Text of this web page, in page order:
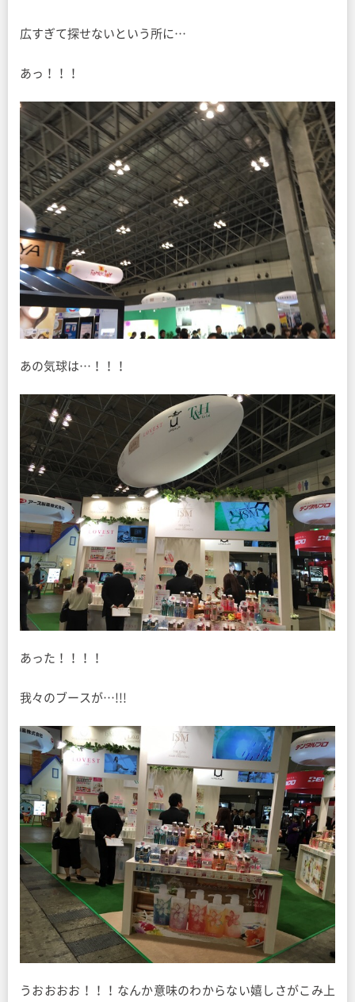
広すぎて探せないという所に…
あっ！！！
あの気球は…！！！
あった！！！！
我々のブースが…!!!
うおおおお！！！なんか意味のわからない嬉しさがこみ上